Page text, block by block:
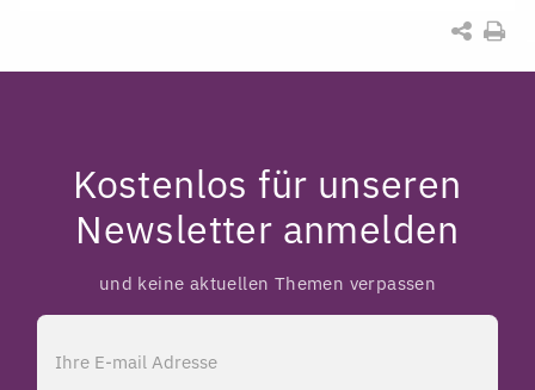
Kostenlos für unseren
Newsletter anmelden
und keine aktuellen Themen verpassen